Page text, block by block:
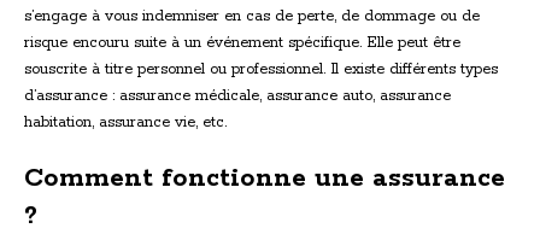
s’engage à vous indemniser en cas de perte, de dommage ou de
risque encouru suite à un événement spécifique. Elle peut être
souscrite à titre personnel ou professionnel. Il existe différents types
d’assurance : assurance médicale, assurance auto, assurance
habitation, assurance vie, etc.
Comment fonctionne une assurance
?